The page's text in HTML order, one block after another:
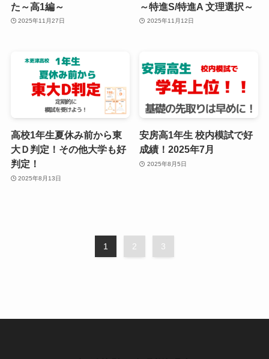
た～高1編～
2025年11月27日
～特進S/特進A 文理選択～
2025年11月12日
高校1年生夏休み前から東
大Ｄ判定！その他大学も好
判定！
2025年8月13日
安房高1年生 校内模試で好
成績！2025年7月
2025年8月5日
1 2 3